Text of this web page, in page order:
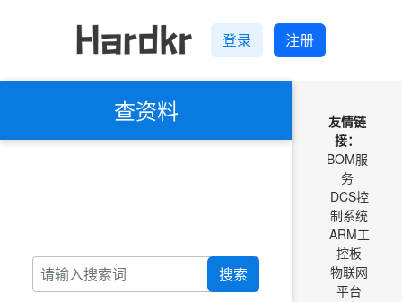
登录 注册
查资料
搜索
友情链
接：
BOM服
务
DCS控
制系统
ARM工
控板
物联网
平台